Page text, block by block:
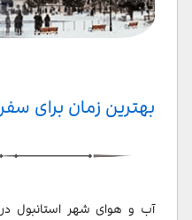
بهترین زمان برای
آب و هوای شهر استانبول